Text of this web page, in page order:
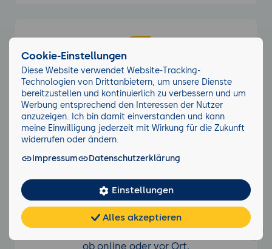
Kostenfreies Storno
Stornierung bei offenen Seminaren kostenfrei
bis einen Tag vor Schulungsbeginn.
Technik-Support
Unsere Techniker sind immer zur Stelle, egal
ob online oder vor Ort.
Teilen FAQ Cookies
Cookie-Einstellungen
Diese Website verwendet Website-Tracking-
Technologien von Drittanbietern, um unsere Dienste
bereitzustellen und kontinuierlich zu verbessern und um
Werbung entsprechend den Interessen der Nutzer
anzuzeigen. Ich bin damit einverstanden und kann
meine Einwilligung jederzeit mit Wirkung für die Zukunft
widerrufen oder ändern.
Impressum
Datenschutzerklärung
Einstellungen
Alles akzeptieren